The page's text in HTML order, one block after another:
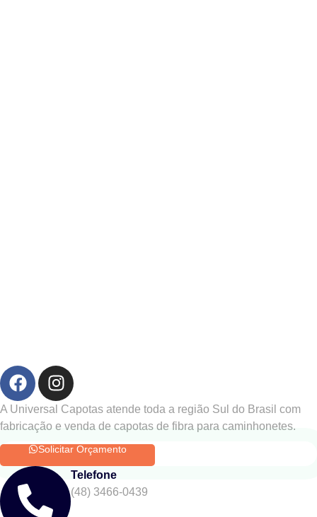
A Universal Capotas atende toda a região Sul do Brasil com
fabricação e venda de capotas de fibra para caminhonetes.
Solicitar Orçamento
Telefone
(48) 3466-0439